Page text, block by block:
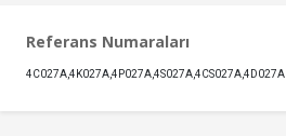
Referans Numaraları
4C027A,4K027A,4P027A,4S027A,4CS027A,4D027A